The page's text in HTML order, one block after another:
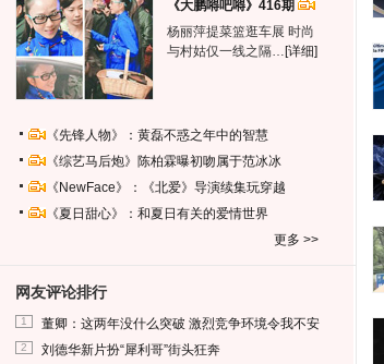
《大鹏嘚吧嘚》416期
杨丽萍提菜篮逛车展 时尚
与村姑仅一线之隔… [详细]
《先锋人物》：黄磊不惑之年中的智慧
《综艺马后炮》陈柏霖曝初吻属于范冰冰
《NewFace》：《北爱》导演续集玩穿越
《夏日甜心》：和夏日有关的爱情世界
更多 >>
网友评论排行
1 董卿：这两年没什么突破 激烈竞争环境令我不安
2 刘德华新片扮“犀利哥”街头狂奔